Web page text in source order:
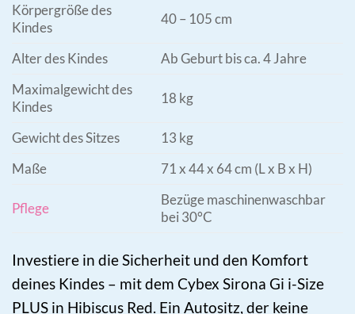
Körpergröße des
Kindes
40 – 105 cm
Alter des Kindes
Ab Geburt bis ca. 4 Jahre
Maximalgewicht des
Kindes
18 kg
Gewicht des Sitzes
13 kg
Maße
71 x 44 x 64 cm (L x B x H)
Pflege
Bezüge maschinenwaschbar
bei 30°C
Investiere in die Sicherheit und den Komfort
deines Kindes – mit dem Cybex Sirona Gi i-Size
PLUS in Hibiscus Red. Ein Autositz, der keine